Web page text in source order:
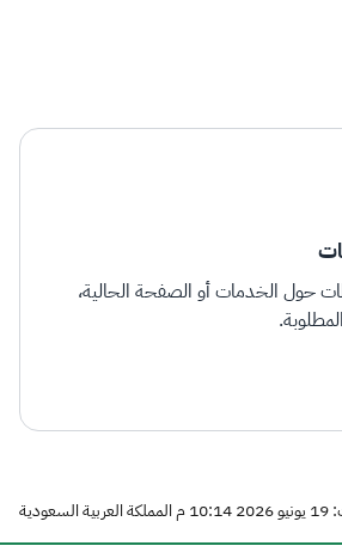
حول الخدمات أو الصفحة الحالية،